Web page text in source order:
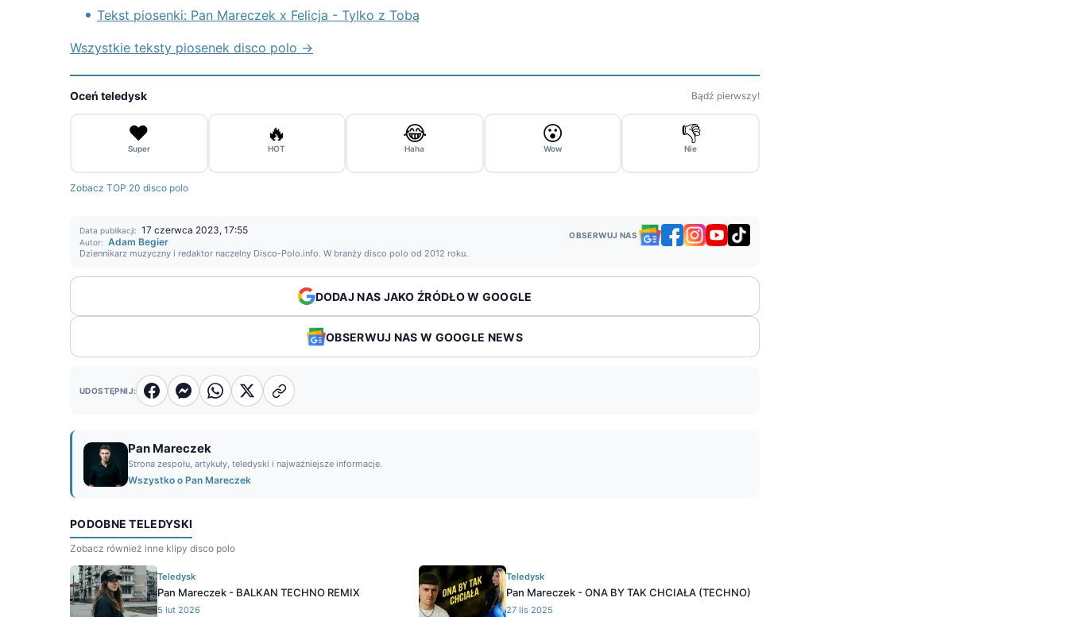
Tekst piosenki: Pan Mareczek x Felicja - Tylko z Tobą
Wszystkie teksty piosenek disco polo →
Oceń teledysk Bądź pierwszy!
❤️
Super
🔥
HOT
😂
Haha
😮
Wow
👎
Nie
Zobacz TOP 20 disco polo
Data publikacji: 17 czerwca 2023, 17:55
Autor: Adam Begier
Dziennikarz muzyczny i redaktor naczelny Disco-Polo.info. W branży disco polo od 2012 roku.
OBSERWUJ NAS
DODAJ NAS JAKO ŹRÓDŁO W GOOGLE
OBSERWUJ NAS W GOOGLE NEWS
UDOSTĘPNIJ:
Pan Mareczek
Strona zespołu, artykuły, teledyski i najważniejsze informacje.
Wszystko o Pan Mareczek
PODOBNE TELEDYSKI
Zobacz również inne klipy disco polo
Teledysk
Pan Mareczek - BALKAN TECHNO REMIX
5 lut 2026
Teledysk
Pan Mareczek - ONA BY TAK CHCIAŁA (TECHNO)
27 lis 2025